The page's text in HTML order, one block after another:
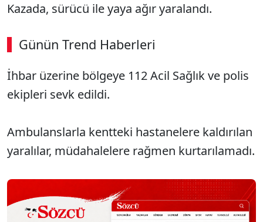
Kazada, sürücü ile yaya ağır yaralandı.
Günün Trend Haberleri
SÖZCÜ SON DAKİKA
İhbar üzerine bölgeye 112 Acil Sağlık ve polis
ekipleri sevk edildi.
Ambulanslarla kentteki hastanelere kaldırılan
yaralılar, müdahalelere rağmen kurtarılamadı.